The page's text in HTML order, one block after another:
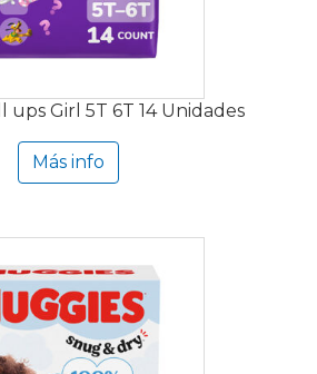
ups Girl 5T 6T 14 Unidades
Más info